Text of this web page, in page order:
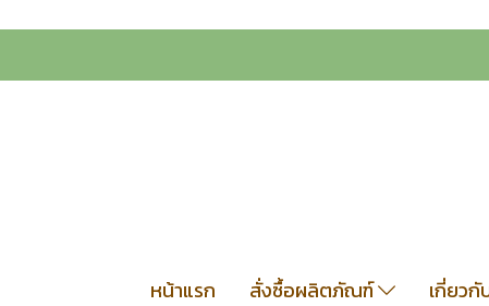
หน้าแรก สั่งซื้อผลิตภัณฑ์ เกี่ยว